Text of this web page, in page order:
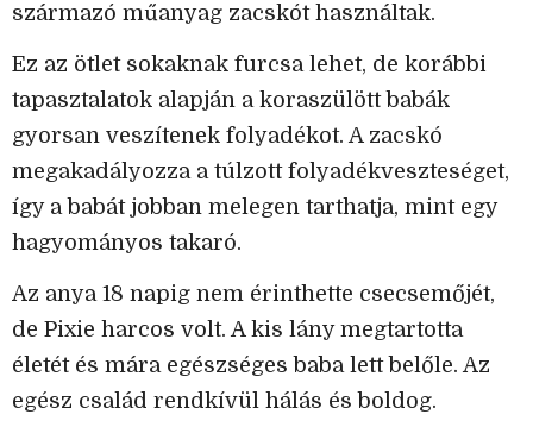
származó műanyag zacskót használtak.
Ez az ötlet sokaknak furcsa lehet, de korábbi
tapasztalatok alapján a koraszülött babák
gyorsan veszítenek folyadékot. A zacskó
megakadályozza a túlzott folyadékveszteséget,
így a babát jobban melegen tarthatja, mint egy
hagyományos takaró.
Az anya 18 napig nem érinthette csecsemőjét,
de Pixie harcos volt. A kis lány megtartotta
életét és mára egészséges baba lett belőle. Az
egész család rendkívül hálás és boldog.